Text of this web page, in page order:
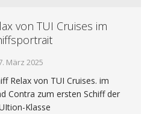
von TUI Cruises im
März 2025
Relax von TUI Cruises. im
Contra zum ersten Schiff der
Klasse